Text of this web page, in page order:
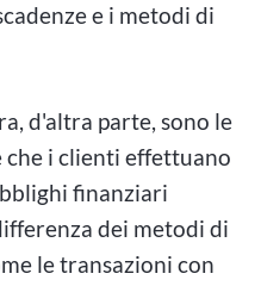
e i metodi di
d'altra parte, sono le
i clienti effettuano
finanziari
dei metodi di
le transazioni con